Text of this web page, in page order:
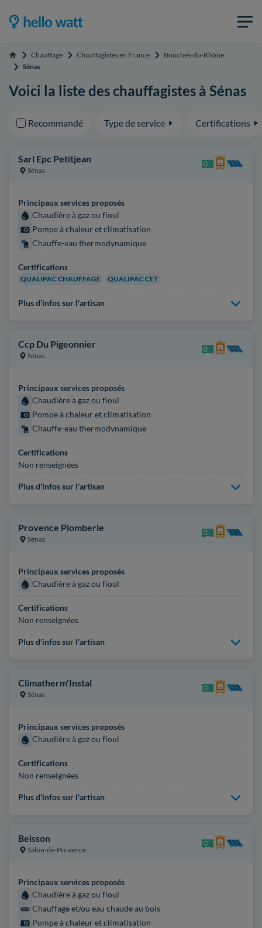
Accueil Chauffage Chauffagistes en France
Bouches-du-Rhône
Sénas
Voici la liste des chauffagistes à Sénas
Recommandé Type de service Certifications
Sarl Epc Petitjean
Sénas
Principaux services proposés
Chaudière à gaz ou fioul
Pompe à chaleur et climatisation
Chauffe-eau thermodynamique
Certifications
QUALIPAC CHAUFFAGE QUALIPAC CET
Plus d'infos sur l'artisan
Ccp Du Pigeonnier
Sénas
Principaux services proposés
Chaudière à gaz ou fioul
Pompe à chaleur et climatisation
Chauffe-eau thermodynamique
Certifications
Non renseignées
Plus d'infos sur l'artisan
Provence Plomberie
Sénas
Principaux services proposés
Chaudière à gaz ou fioul
Certifications
Non renseignées
Plus d'infos sur l'artisan
Climatherm'Instal
Sénas
Principaux services proposés
Chaudière à gaz ou fioul
Certifications
Non renseignées
Plus d'infos sur l'artisan
Beisson
Salon-de-Provence
Principaux services proposés
Chaudière à gaz ou fioul
Chauffage et/ou eau chaude au bois
Pompe à chaleur et climatisation